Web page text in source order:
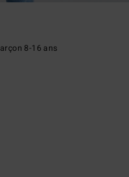
8-16 ans